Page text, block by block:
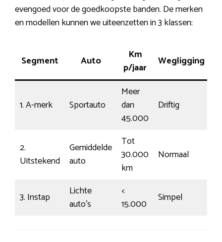
evengoed voor de goedkoopste banden. De merken
en modellen kunnen we uiteenzetten in 3 klassen:
Segment Auto
Km
p/jaar
Wegligging
1. A-merk Sportauto
Meer
dan
45.000
Driftig
2.
Uitstekend
Gemiddelde
auto
Tot
30.000
km
Normaal
3. Instap
Lichte
auto’s
<
15.000
Simpel